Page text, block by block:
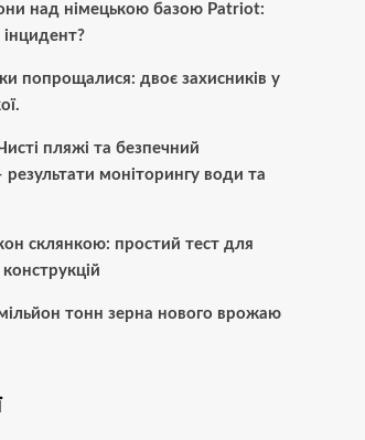
над німецькою базою Patriot:
попрощалися: двоє захисників у
пляжі та безпечний
результати моніторингу води та
склянкою: простий тест для
тонн зерна нового врожаю